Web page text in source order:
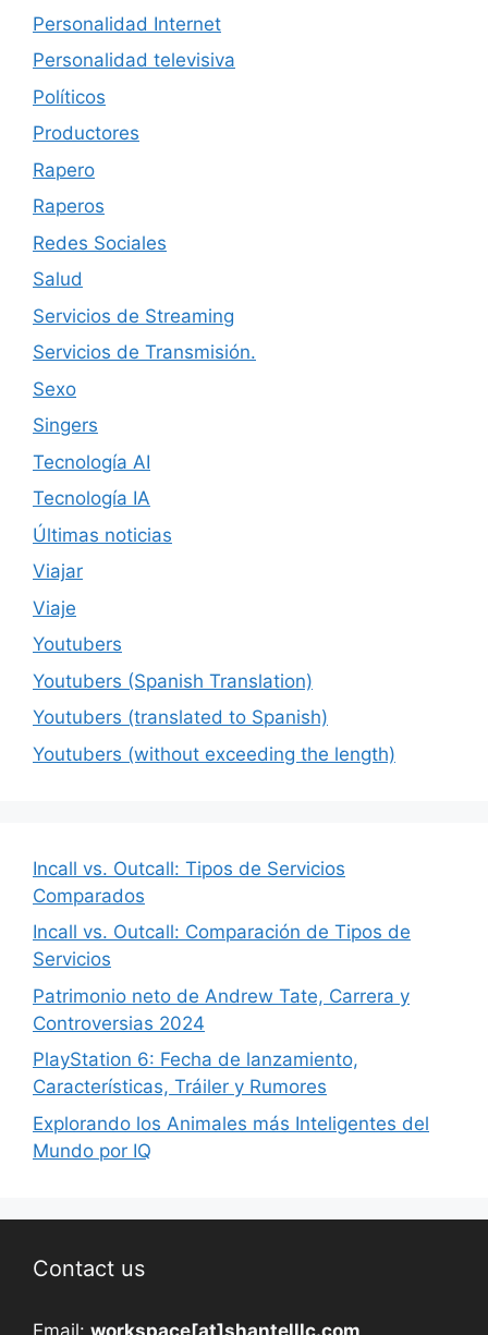
Personalidad Internet
Personalidad televisiva
Políticos
Productores
Rapero
Raperos
Redes Sociales
Salud
Servicios de Streaming
Servicios de Transmisión.
Sexo
Singers
Tecnología AI
Tecnología IA
Últimas noticias
Viajar
Viaje
Youtubers
Youtubers (Spanish Translation)
Youtubers (translated to Spanish)
Youtubers (without exceeding the length)
Incall vs. Outcall: Tipos de Servicios
Comparados
Incall vs. Outcall: Comparación de Tipos de
Servicios
Patrimonio neto de Andrew Tate, Carrera y
Controversias 2024
PlayStation 6: Fecha de lanzamiento,
Características, Tráiler y Rumores
Explorando los Animales más Inteligentes del
Mundo por IQ
Contact us
Email: workspace[at]shantelllc.com